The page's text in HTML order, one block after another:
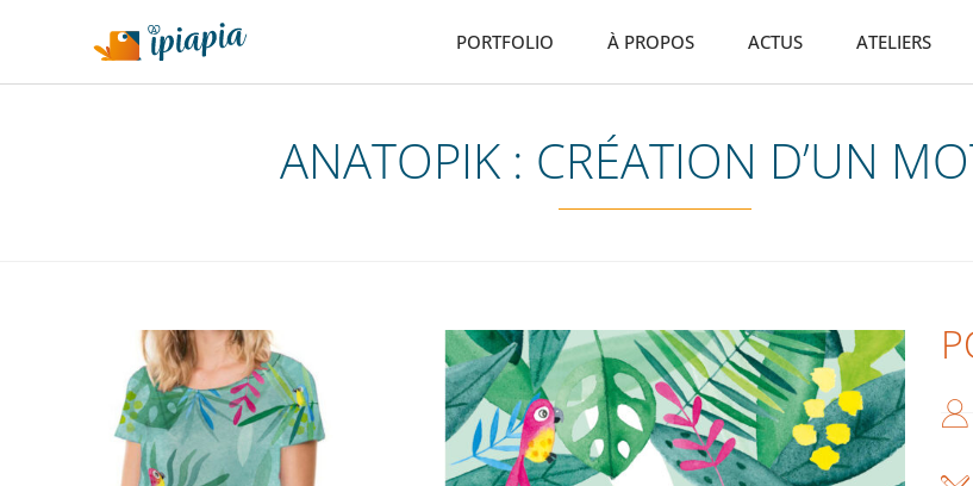
PORTFOLIO À PROPOS ACTUS ATELIERS
ANATOPIK : CRÉATION D’UN